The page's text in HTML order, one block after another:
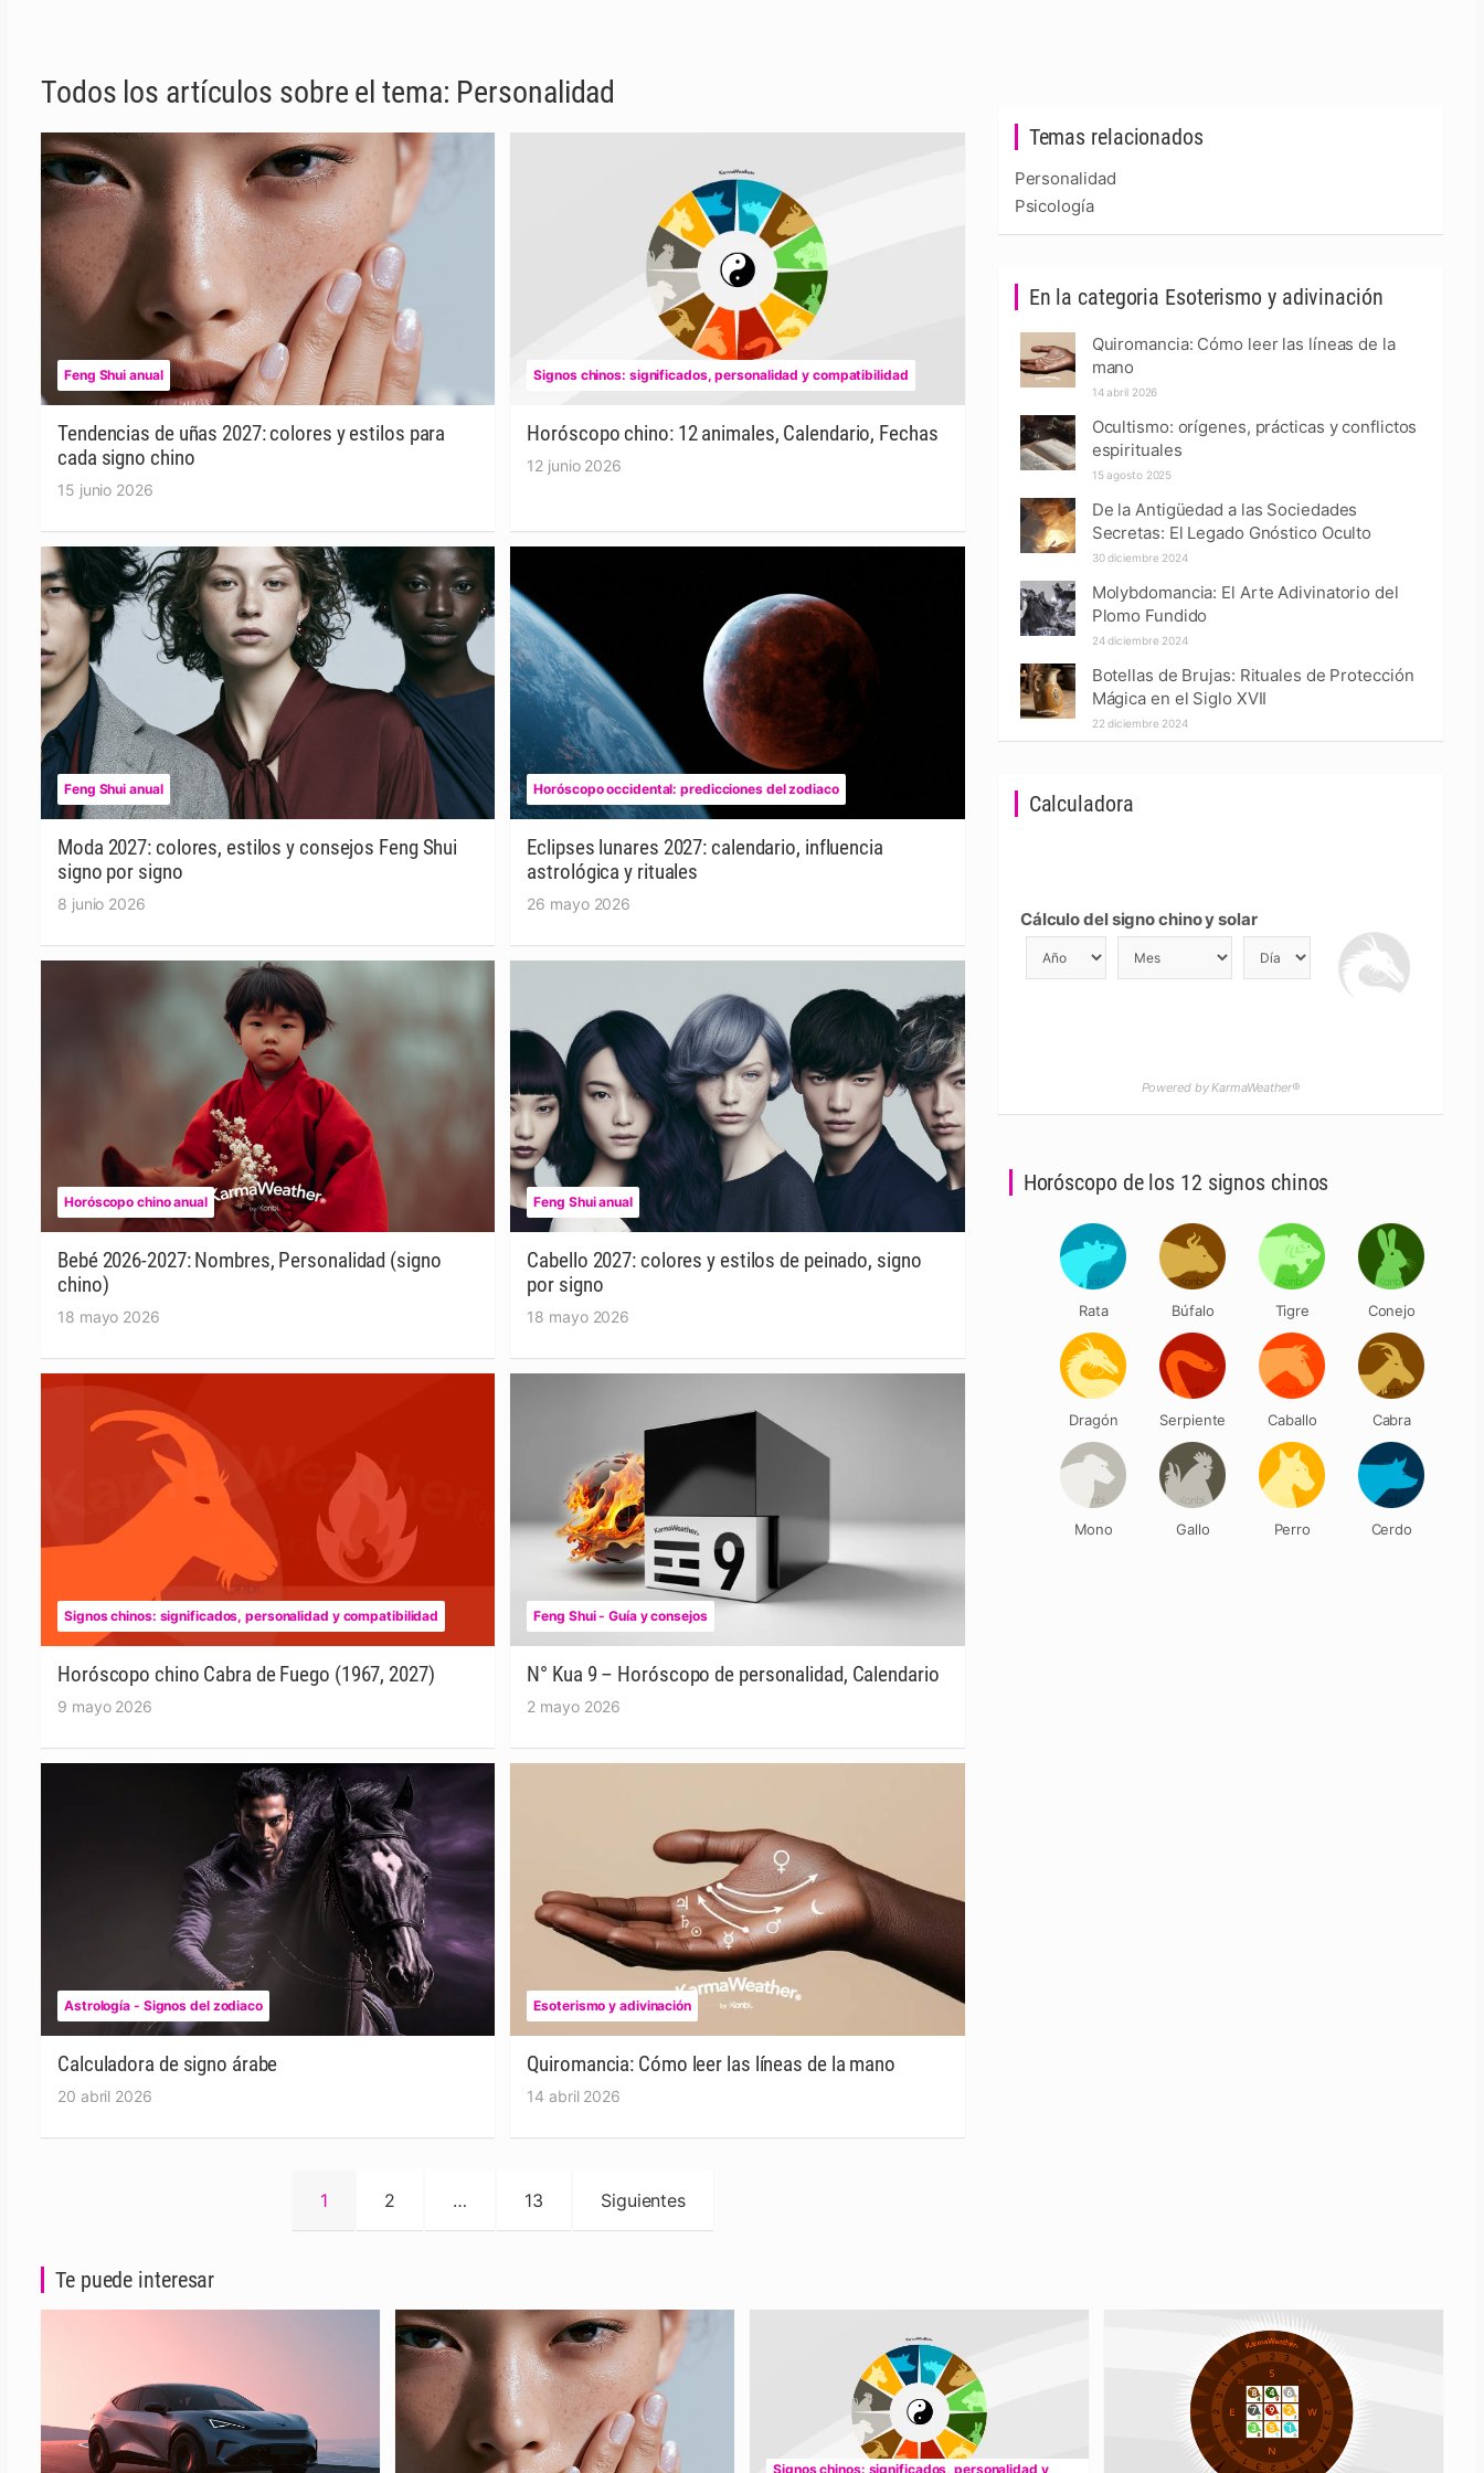
Todos los artículos sobre el tema: Personalidad
Feng Shui anual
Tendencias de uñas 2027: colores y estilos para
cada signo chino
15 junio 2026
Signos chinos: significados, personalidad y compatibilidad
Horóscopo chino: 12 animales, Calendario, Fechas
12 junio 2026
Feng Shui anual
Moda 2027: colores, estilos y consejos Feng Shui
signo por signo
8 junio 2026
Horóscopo occidental: predicciones del zodiaco
Eclipses lunares 2027: calendario, influencia
astrológica y rituales
26 mayo 2026
Horóscopo chino anual
Bebé 2026-2027: Nombres, Personalidad (signo
chino)
18 mayo 2026
Feng Shui anual
Cabello 2027: colores y estilos de peinado, signo
por signo
18 mayo 2026
Signos chinos: significados, personalidad y compatibilidad
Horóscopo chino Cabra de Fuego (1967, 2027)
9 mayo 2026
Feng Shui - Guía y consejos
N° Kua 9 – Horóscopo de personalidad, Calendario
2 mayo 2026
Astrología - Signos del zodiaco
Calculadora de signo árabe
20 abril 2026
Esoterismo y adivinación
Quiromancia: Cómo leer las líneas de la mano
14 abril 2026
entradas
1 2 … 13 Siguientes
Temas relacionados
Personalidad
Psicología
En la categoria Esoterismo y adivinación
Quiromancia: Cómo leer las líneas de la
mano
14 abril 2026
Ocultismo: orígenes, prácticas y conflictos
espirituales
15 agosto 2025
De la Antigüedad a las Sociedades
Secretas: El Legado Gnóstico Oculto
30 diciembre 2024
Molybdomancia: El Arte Adivinatorio del
Plomo Fundido
24 diciembre 2024
Botellas de Brujas: Rituales de Protección
Mágica en el Siglo XVII
22 diciembre 2024
Calculadora
Cálculo del signo chino y solar
Powered by KarmaWeather®
Horóscopo de los 12 signos chinos
Rata Búfalo Tigre Conejo
Dragón Serpiente Caballo Cabra
Mono Gallo Perro Cerdo
Te puede interesar
Signos chinos: significados, personalidad y